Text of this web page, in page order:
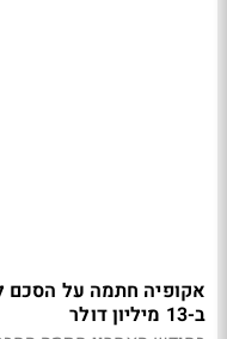
אקופיה חתמה על הסכם
ב-13 מיליון דולר